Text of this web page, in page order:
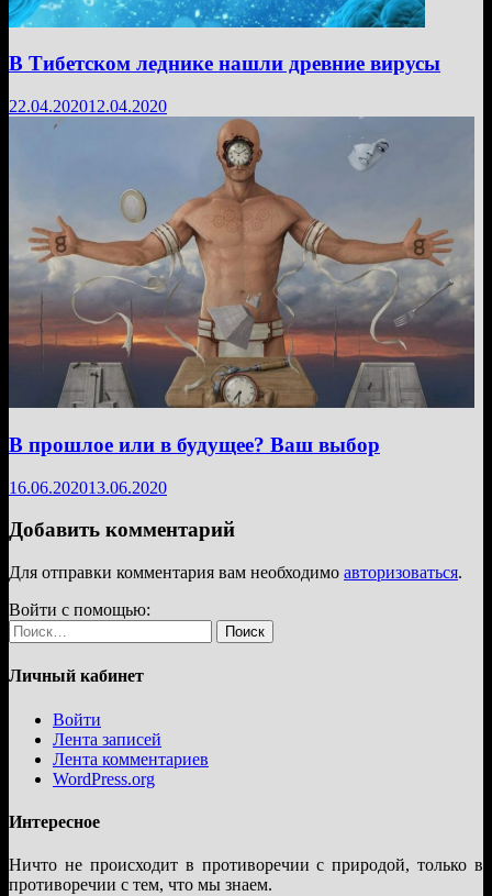
В Тибетском леднике нашли древние вирусы
22.04.202012.04.2020
В прошлое или в будущее? Ваш выбор
16.06.202013.06.2020
Добавить комментарий
Для отправки комментария вам необходимо авторизоваться.
Войти с помощью:
Найти:
Личный кабинет
Войти
Лента записей
Лента комментариев
WordPress.org
Интересное
Ничто не происходит в противоречии с природой, только в
противоречии с тем, что мы знаем.